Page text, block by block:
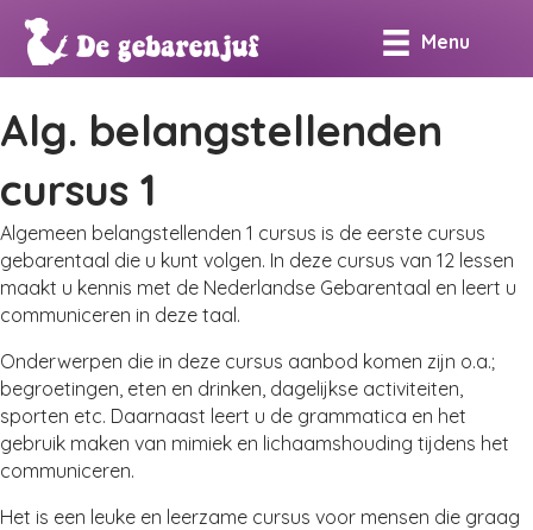
Menu
Alg. belangstellenden
cursus 1
Algemeen belangstellenden 1 cursus is de eerste cursus
gebarentaal die u kunt volgen. In deze cursus van 12 lessen
maakt u kennis met de Nederlandse Gebarentaal en leert u
communiceren in deze taal.
Onderwerpen die in deze cursus aanbod komen zijn o.a.;
begroetingen, eten en drinken, dagelijkse activiteiten,
sporten etc. Daarnaast leert u de grammatica en het
gebruik maken van mimiek en lichaamshouding tijdens het
communiceren.
Het is een leuke en leerzame cursus voor mensen die graag